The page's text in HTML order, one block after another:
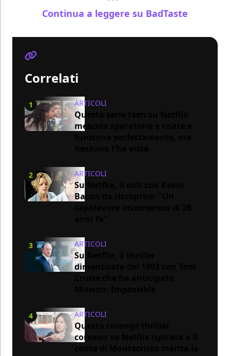
Continua a leggere su BadTaste
Correlati
1 ARTICOLI
Questa serie teen su Netflix
mescola sparatorie e risate e
2 ARTICOLI
Su Netflix, il cult con Kevin
Bacon da riscoprire: "Un
3 ARTICOLI
Su Netflix, il thriller
dimenticato del 1993 con Tom
4 ARTICOLI
Questo revenge thriller
coreano su Netflix ispirato a Il